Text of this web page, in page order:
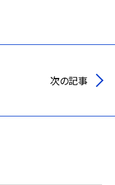
次の記事